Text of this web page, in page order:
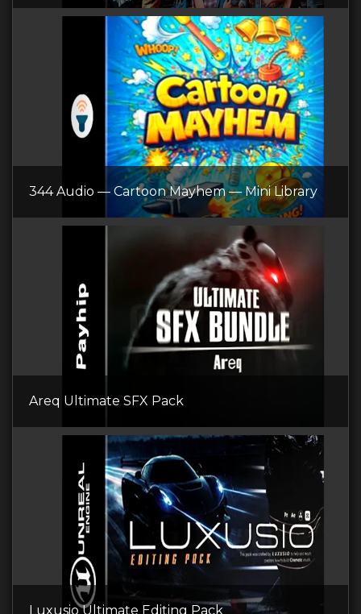
344 Audio — Cartoon Mayhem — Mini Library
Areq Ultimate SFX Pack
Luxusio Ultimate Editing Pack